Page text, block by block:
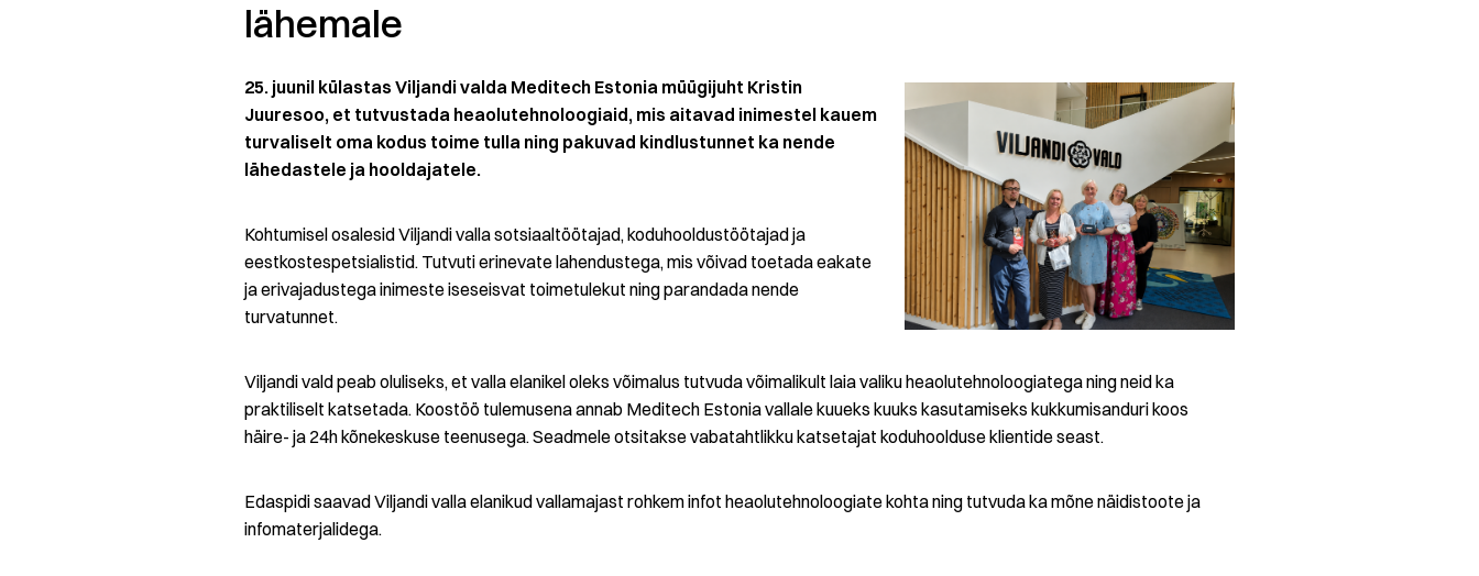
lähemale
25. juunil külastas Viljandi valda Meditech Estonia müügijuht Kristin
Juuresoo, et tutvustada heaolutehnoloogiaid, mis aitavad inimestel kauem
turvaliselt oma kodus toime tulla ning pakuvad kindlustunnet ka nende
lähedastele ja hooldajatele.
Kohtumisel osalesid Viljandi valla sotsiaaltöötajad, koduhooldustöötajad ja
eestkostespetsialistid. Tutvuti erinevate lahendustega, mis võivad toetada eakate
ja erivajadustega inimeste iseseisvat toimetulekut ning parandada nende
turvatunnet.
Viljandi vald peab oluliseks, et valla elanikel oleks võimalus tutvuda võimalikult laia valiku heaolutehnoloogiatega ning neid ka
praktiliselt katsetada. Koostöö tulemusena annab Meditech Estonia vallale kuueks kuuks kasutamiseks kukkumisanduri koos
häire- ja 24h kõnekeskuse teenusega. Seadmele otsitakse vabatahtlikku katsetajat koduhoolduse klientide seast.
Edaspidi saavad Viljandi valla elanikud vallamajast rohkem infot heaolutehnoloogiate kohta ning tutvuda ka mõne näidistoote ja
infomaterjalidega.